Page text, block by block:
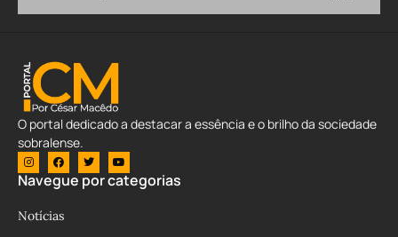
O portal dedicado a destacar a essência e o brilho da sociedade
sobralense.
Navegue por categorias
Notícias